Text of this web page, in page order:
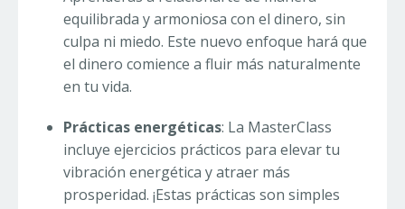
equilibrada y armoniosa con el dinero, sin
culpa ni miedo. Este nuevo enfoque hará que
el dinero comience a fluir más naturalmente
en tu vida.
Prácticas energéticas: La MasterClass
incluye ejercicios prácticos para elevar tu
vibración energética y atraer más
prosperidad. ¡Estas prácticas son simples